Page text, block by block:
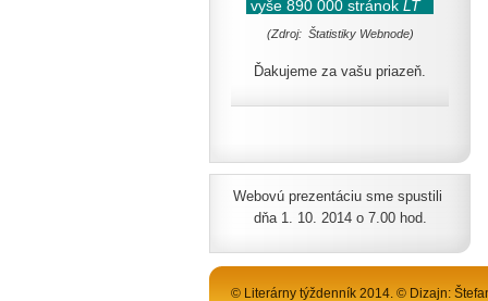
vyše 890 000 stránok LT
(Zdroj: Štatistiky Webnode)
Ďakujeme za vašu priazeň.
Webovú prezentáciu sme spustili
dňa 1. 10. 2014 o 7.00 hod.
© Literárny týždenník 2014. © Dizajn: